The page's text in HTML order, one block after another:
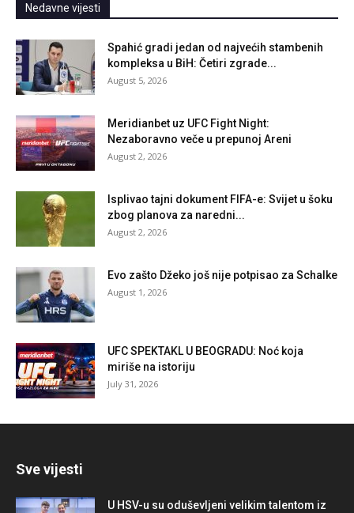
Nedavne vijesti
Spahić gradi jedan od najvećih stambenih
kompleksa u BiH: Četiri zgrade...
August 5, 2026
Meridianbet uz UFC Fight Night:
Nezaboravno veče u prepunoj Areni
August 2, 2026
Isplivao tajni dokument FIFA-e: Svijet u šoku
zbog planova za naredni...
August 2, 2026
Evo zašto Džeko još nije potpisao za Schalke
August 1, 2026
UFC SPEKTAKL U BEOGRADU: Noć koja
miriše na istoriju
July 31, 2026
Sve vijesti
U HSV-u su oduševljeni velikim talentom iz